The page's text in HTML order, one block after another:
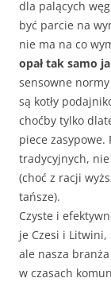
dla palących
być parcie na
nie ma na co
opał tak samo
sensowne
są kotły
choćby tylko
piece zasypowe.
tradycyjnych,
(choć z racji
tańsze).
Czyste i
je Czesi i
ale nasza
w czasach